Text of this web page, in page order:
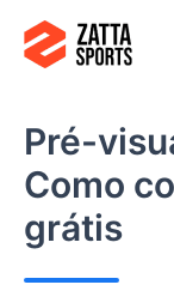
para
conteúdo
Pré-
Como
grátis